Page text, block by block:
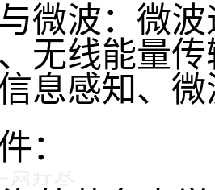
微波：微
无线能量
息感知、
：